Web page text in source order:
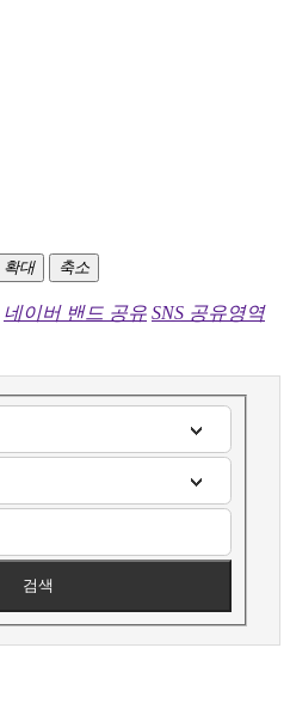
확대 축소
네이버 밴드 공유 SNS 공유영역
검색